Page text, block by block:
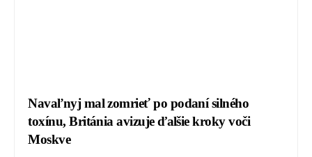
Navaľnyj mal zomrieť po podaní silného
toxínu, Británia avizuje ďalšie kroky voči
Moskve